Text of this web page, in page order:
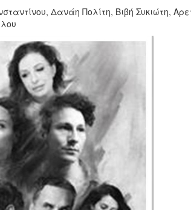
Δανάη Πολίτη, Βιβή Συκιώτη,